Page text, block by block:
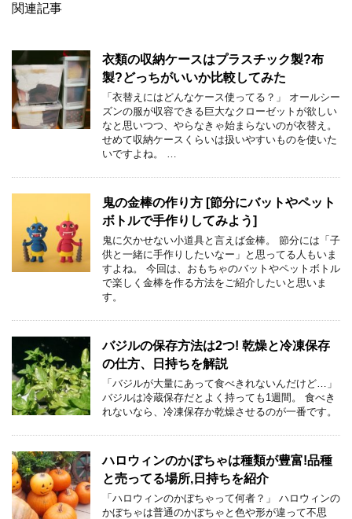
関連記事
衣類の収納ケースはプラスチック製?布
製?どっちがいいか比較してみた
「衣替えにはどんなケース使ってる？」 オールシー
ズンの服が収容できる巨大なクローゼットが欲しい
なと思いつつ、やらなきゃ始まらないのが衣替え。
せめて収納ケースくらいは扱いやすいものを使いた
いですよね。 …
鬼の金棒の作り方 [節分にバットやペット
ボトルで手作りしてみよう]
鬼に欠かせない小道具と言えば金棒。 節分には「子
供と一緒に手作りしたいなー」と思ってる人もいま
すよね。 今回は、おもちゃのバットやペットボトル
で楽しく金棒を作る方法をご紹介したいと思いま
す。
バジルの保存方法は2つ! 乾燥と冷凍保存
の仕方、日持ちを解説
「バジルが大量にあって食べきれないんだけど…」
バジルは冷蔵保存だとよく持っても1週間。 食べき
れないなら、冷凍保存か乾燥させるのが一番です。
ハロウィンのかぼちゃは種類が豊富!品種
と売ってる場所,日持ちを紹介
「ハロウィンのかぼちゃって何者？」 ハロウィンの
かぼちゃは普通のかぼちゃと色や形が違って不思